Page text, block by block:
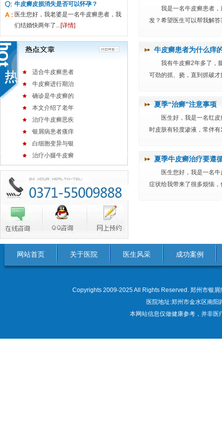
牛皮癣皮损消失是否可以怀孕？
医生您好，我老婆是一名牛皮癣患者，我
们结婚快两年了...[详情]
适合牛皮癣患者
牛皮癣进行期治
确诊是牛皮癣的
本文介绍了老年
治疗牛皮癣恶疾
银屑病患者瘙痒
白细胞变异与银
治疗小腿牛皮癣
我是一名牛皮癣患者
发？希望医生可以帮我解
牛皮癣患者为什么痒
我有牛皮癣2年多了，
可劲的抓、挠，直到抓破
夏季“治癣”注意事项
医生好，我是一名红
时皮肤有轻度渗液，常伴
夏季牛皮癣治疗要遵
医生您好，我是一名
症状给我带来了很多烦恼
网站首页 关于医院 医生风采 成功案例
Copyrights 2009-2025 All Rights Reserved. 郑州市银
医院地址:郑州市金水区南
本网站信息仅做健康参考，并非